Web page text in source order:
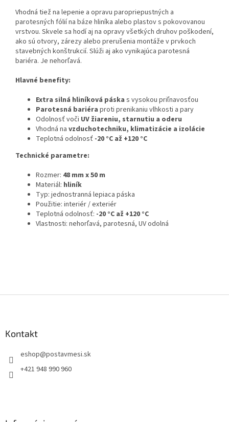
Vhodná tiež na lepenie a opravu paropriepustných a
parotesných fólií na báze hliníka alebo plastov s pokovovanou
vrstvou. Skvele sa hodí aj na opravy všetkých druhov poškodení,
ako sú otvory, zárezy alebo prerušenia montáže v prvkoch
stavebných konštrukcií. Slúži aj ako vynikajúca parotesná
bariéra. Je nehorľavá.
Hlavné benefity:
Extra silná hliníková páska s vysokou priľnavosťou
Parotesná bariéra proti prenikaniu vlhkosti a pary
Odolnosť voči UV žiareniu, starnutiu a oderu
Vhodná na vzduchotechniku, klimatizácie a izolácie
Teplotná odolnosť -20 °C až +120 °C
Technické parametre:
Rozmer: 48 mm x 50 m
Materiál: hliník
Typ: jednostranná lepiaca páska
Použitie: interiér / exteriér
Teplotná odolnosť: -20 °C až +120 °C
Vlastnosti: nehorľavá, parotesná, UV odolná
Kontakt
eshop@postavmesi.sk
+421 948 990 960